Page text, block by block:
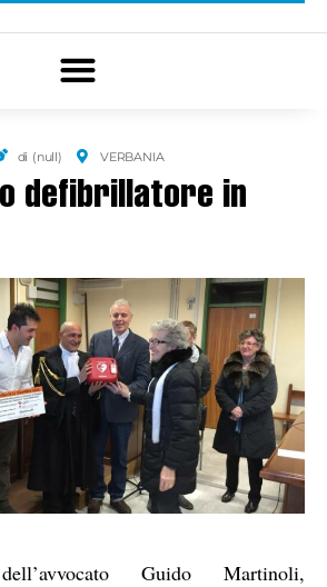
di (null) VERBANIA
defibrillatore in
Guido Martinoli,